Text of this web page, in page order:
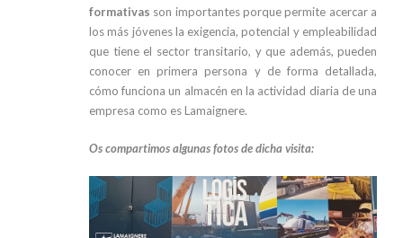
formativas son importantes porque permite acercar a
los más jóvenes la exigencia, potencial y empleabilidad
que tiene el sector transitario, y que además, pueden
conocer en primera persona y de forma detallada,
cómo funciona un almacén en la actividad diaria de una
empresa como es Lamaignere.
Os compartimos algunas fotos de dicha visita: